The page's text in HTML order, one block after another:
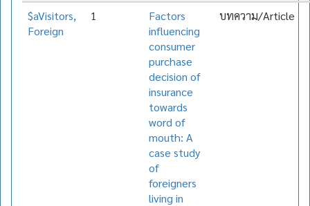
$aVisitors,
Foreign
1
Factors
influencing
consumer
purchase
decision of
insurance
towards
word of
mouth: A
case study
of
foreigners
living in
บทความ/Article